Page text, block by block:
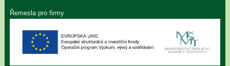
Řemesla pro firmy